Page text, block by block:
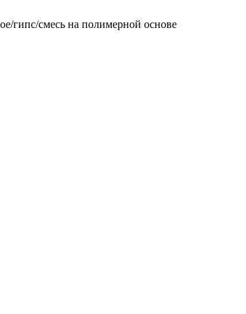
гипс/смесь на полимерной основе